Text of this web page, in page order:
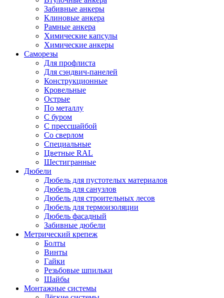
Забивные анкеры
Клиновые анкера
Рамные анкера
Химические капсулы
Химические анкеры
Саморезы
Для профлиста
Для сэндвич-панелей
Конструкционные
Кровельные
Острые
По металлу
С буром
С прессшайбой
Со сверлом
Специальные
Цветные RAL
Шестигранные
Дюбели
Дюбель для пустотелых материалов
Дюбель для санузлов
Дюбель для строительных лесов
Дюбель для термоизоляции
Дюбель фасадный
Забивные дюбели
Метрический крепеж
Болты
Винты
Гайки
Резьбовые шпильки
Шайбы
Монтажные системы